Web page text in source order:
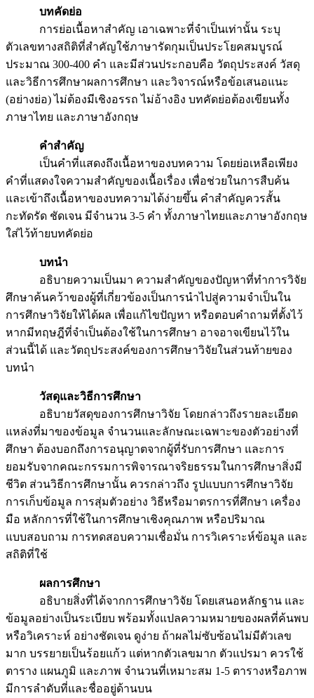
บทคัดย่อ
การย่อเนื้อหาสำคัญ เอาเฉพาะที่จำเป็นเท่านั้น ระบุ
ตัวเลขทางสถิติที่สำคัญใช้ภาษารัดกุมเป็นประโยคสมบูรณ์
ประมาณ 300-400 คำ และมีส่วนประกอบคือ วัตถุประสงค์ วัสดุ
และวิธีการศึกษาผลการศึกษา และวิจารณ์หรือข้อเสนอแนะ
(อย่างย่อ) ไม่ต้องมีเชิงอรรถ ไม่อ้างอิง บทคัดย่อต้องเขียนทั้ง
ภาษาไทย และภาษาอังกฤษ
คำสำคัญ
เป็นคำที่แสดงถึงเนื้อหาของบทความ โดยย่อเหลือเพียง
คำที่แสดงใจความสำคัญของเนื้อเรื่อง เพื่อช่วยในการสืบค้น
และเข้าถึงเนื้อหาของบทความได้ง่ายขึ้น คำสำคัญควรสั้น
กะทัดรัด ชัดเจน มีจำนวน 3-5 คำ ทั้งภาษาไทยและภาษาอังกฤษ
ใส่ไว้ท้ายบทคัดย่อ
บทนำ
อธิบายความเป็นมา ความสำคัญของปัญหาที่ทำการวิจัย
ศึกษาค้นคว้าของผู้ที่เกี่ยวข้องเป็นการนำไปสู่ความจำเป็นใน
การศึกษาวิจัยให้ได้ผล เพื่อแก้ไขปัญหา หรือตอบคำถามที่ตั้งไว้
หากมีทฤษฎีที่จำเป็นต้องใช้ในการศึกษา อาจอาจเขียนไว้ใน
ส่วนนี้ได้ และวัตถุประสงค์ของการศึกษาวิจัยในส่วนท้ายของ
บทนำ
วัสดุและวิธีการศึกษา
อธิบายวัสดุของการศึกษาวิจัย โดยกล่าวถึงรายละเอียด
แหล่งที่มาของข้อมูล จำนวนและลักษณะเฉพาะของตัวอย่างที่
ศึกษา ต้องบอกถึงการอนุญาตจากผู้ที่รับการศึกษา และการ
ยอมรับจากคณะกรรมการพิจารณาจริยธรรมในการศึกษาสิ่งมี
ชีวิต ส่วนวิธีการศึกษานั้น ควรกล่าวถึง รูปแบบการศึกษาวิจัย
การเก็บข้อมูล การสุ่มตัวอย่าง วิธีหรือมาตรการที่ศึกษา เครื่อง
มือ หลักการที่ใช้ในการศึกษาเชิงคุณภาพ หรือปริมาณ
แบบสอบถาม การทดสอบความเชื่อมั่น การวิเคราะห์ข้อมูล และ
สถิติที่ใช้
ผลการศึกษา
อธิบายสิ่งที่ได้จากการศึกษาวิจัย โดยเสนอหลักฐาน และ
ข้อมูลอย่างเป็นระเบียบ พร้อมทั้งแปลความหมายของผลที่ค้นพบ
หรือวิเคราะห์ อย่างชัดเจน ดูง่าย ถ้าผลไม่ซับซ้อนไม่มีตัวเลข
มาก บรรยายเป็นร้อยแก้ว แต่หากตัวเลขมาก ตัวแปรมา ควรใช้
ตาราง แผนภูมิ และภาพ จำนวนที่เหมาะสม 1-5 ตารางหรือภาพ
มีการลำดับที่และชื่ออยู่ด้านบน